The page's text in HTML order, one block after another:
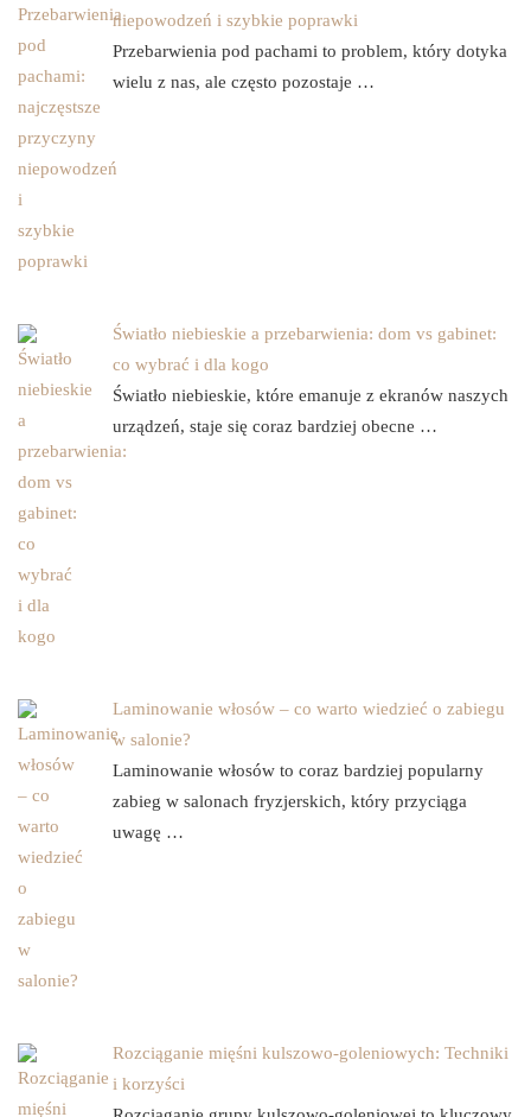
niepowodzeń i szybkie poprawki
Przebarwienia pod pachami to problem, który dotyka
wielu z nas, ale często pozostaje …
Światło niebieskie a przebarwienia: dom vs gabinet:
co wybrać i dla kogo
Światło niebieskie, które emanuje z ekranów naszych
urządzeń, staje się coraz bardziej obecne …
Laminowanie włosów – co warto wiedzieć o zabiegu
w salonie?
Laminowanie włosów to coraz bardziej popularny
zabieg w salonach fryzjerskich, który przyciąga
uwagę …
Rozciąganie mięśni kulszowo-goleniowych: Techniki
i korzyści